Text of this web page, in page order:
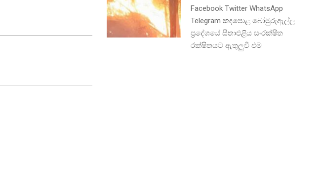
Facebook Twitter WhatsApp
Telegram කඳපොළ බෝමුරුඇල්ල
ප්‍රදේශයේ සීතාඑළිය සංරක්ෂිත
රක්ෂිතයට ඇතුලුවී එම